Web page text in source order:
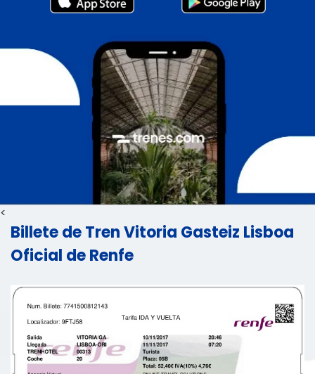
<
Billete de Tren Vitoria Gasteiz Lisboa
Oficial de Renfe